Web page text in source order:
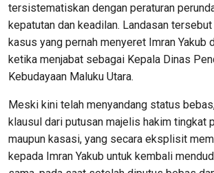
tersistematiskan dengan peraturan
kepatutan dan keadilan. Landasan
kasus yang pernah menyeret Imran Yakub
ketika menjabat sebagai Kepala Dinas
Kebudayaan Maluku Utara.
Meski kini telah menyandang status
klausul dari putusan majelis hakim tingkat
maupun kasasi, yang secara eksplisit
kepada Imran Yakub untuk kembali